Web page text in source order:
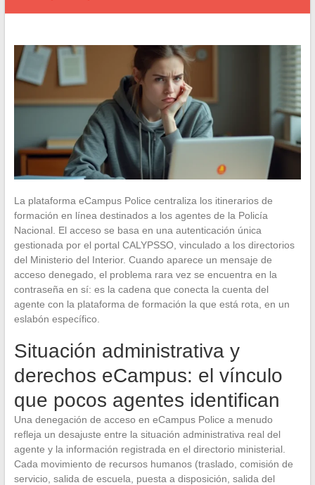
La plataforma eCampus Police centraliza los itinerarios de
formación en línea destinados a los agentes de la Policía
Nacional. El acceso se basa en una autenticación única
gestionada por el portal CALYPSSO, vinculado a los directorios
del Ministerio del Interior. Cuando aparece un mensaje de
acceso denegado, el problema rara vez se encuentra en la
contraseña en sí: es la cadena que conecta la cuenta del
agente con la plataforma de formación la que está rota, en un
eslabón específico.
Situación administrativa y
derechos eCampus: el vínculo
que pocos agentes identifican
Una denegación de acceso en eCampus Police a menudo
refleja un desajuste entre la situación administrativa real del
agente y la información registrada en el directorio ministerial.
Cada movimiento de recursos humanos (traslado, comisión de
servicio, salida de escuela, puesta a disposición, salida del